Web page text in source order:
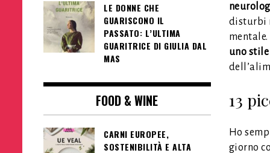
disturbi
uno
13
Ho
giorno
LE DONNE CHE
GUARISCONO IL
PASSATO: L’ULTIMA
GUARITRICE DI GIULIA DAL
MAS
FOOD & WINE
CARNI EUROPEE,
SOSTENIBILITÀ E ALTA